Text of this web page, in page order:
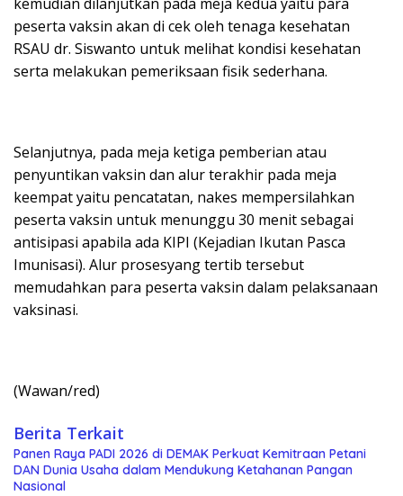
peserta vaksin akan di cek oleh tenaga kesehatan
RSAU dr. Siswanto untuk melihat kondisi kesehatan
serta melakukan pemeriksaan fisik sederhana.
Selanjutnya, pada meja ketiga pemberian atau
penyuntikan vaksin dan alur terakhir pada meja
keempat yaitu pencatatan, nakes mempersilahkan
peserta vaksin untuk menunggu 30 menit sebagai
antisipasi apabila ada KIPI (Kejadian Ikutan Pasca
Imunisasi). Alur prosesyang tertib tersebut
memudahkan para peserta vaksin dalam pelaksanaan
vaksinasi.
(Wawan/red)
Berita Terkait
Panen Raya PADI 2026 di DEMAK Perkuat Kemitraan Petani
DAN Dunia Usaha dalam Mendukung Ketahanan Pangan
Nasional